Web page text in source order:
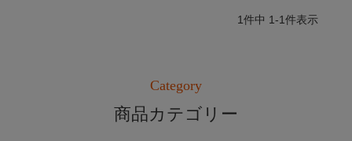
1件中 1-1件表示
Category
商品カテゴリー